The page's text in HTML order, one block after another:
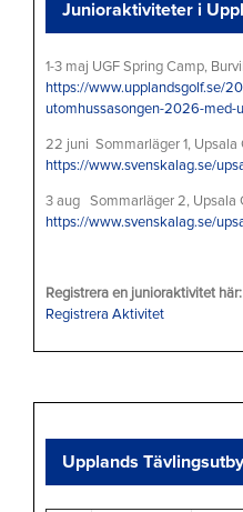
Junioraktiviteter i
1-3 maj UGF Spring Camp,
https://www.upplandsgolf.se/
utomhussasongen-2026-med-
22 juni Sommarläger 1, Upsala
https://www.svenskalag.se/
3 aug Sommarläger 2, Upsala
https://www.svenskalag.se/
Registrera en junioraktivitet här:
Registrera Aktivitet
Upplands